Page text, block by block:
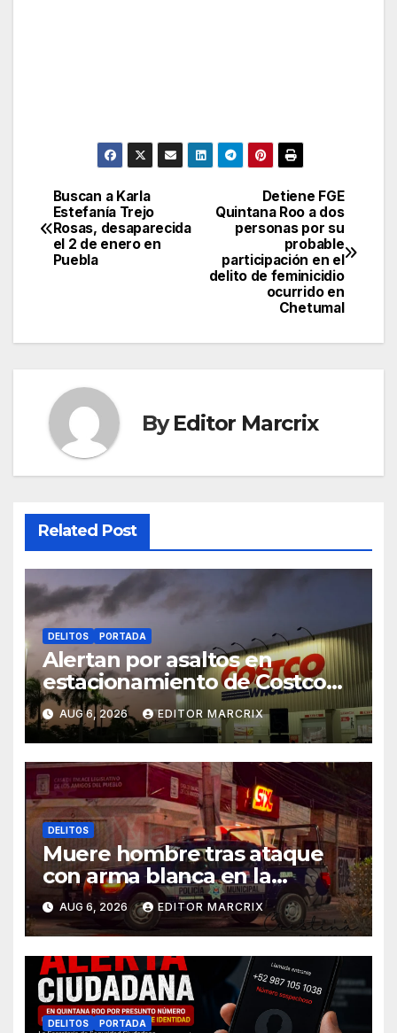
Post
navigation
Detiene FGE
Quintana Roo a dos
personas por su
probable
participación en el
delito de feminicidio
ocurrido en
Chetumal
Buscan a Karla
Estefanía Trejo
Rosas, desaparecida
el 2 de enero en
Puebla
ByEditor Marcrix
Related Post
DELITOS PORTADA
Alertan por asaltos en
estacionamiento de Costco
Cancún
AUG 6, 2026 EDITOR MARCRIX
DELITOS
Muere hombre tras ataque
con arma blanca en la
Supermanzana 89 de Cancún
AUG 6, 2026 EDITOR MARCRIX
DELITOS PORTADA